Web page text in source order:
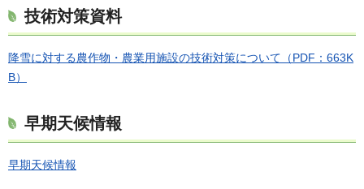
技術対策資料
降雪に対する農作物・農業用施設の技術対策について（PDF：663K
B）
早期天候情報
早期天候情報